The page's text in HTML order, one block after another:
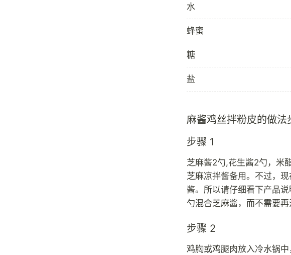
水
蜂蜜
糖
盐
麻酱鸡丝拌粉皮的做法
步骤 1
芝麻酱2勺,花生酱2勺，米
芝麻凉拌酱备用。不过，
酱。所以请仔细看下产品
勺混合芝麻酱，而不需要
步骤 2
鸡胸或鸡腿肉放入冷水锅